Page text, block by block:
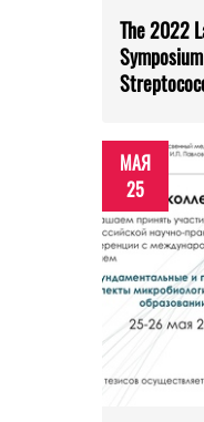
The 2022
МАЯ
25